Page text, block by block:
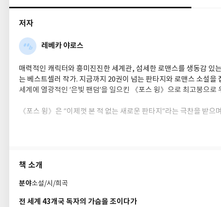
저자
레베카 야로스
매력적인 캐릭터와 흥미진진한 세계관, 섬세한 로맨스를 생동감 있
는 베스트셀러 작가. 지금까지 20권이 넘는 판타지와 로맨스 소설을
세계에 열광적인 ‘은빛 팬덤’을 일으킨 《포스 윙》으로 최고봉으로
《포스 윙》은 “이제껏 본 적 없는 새로운 판타지”라는 극찬을 받
더블·애플·구글플레이·틱톡 선정 ‘2023년 올해의 책’, 미국도서
시리즈 후속작인 《아이언 플레임(Iron Flame)》은 출간 전 예약판
책 소개
분야소설/시/희곡
전 세계 43개국 독자의 가슴을 조이다가